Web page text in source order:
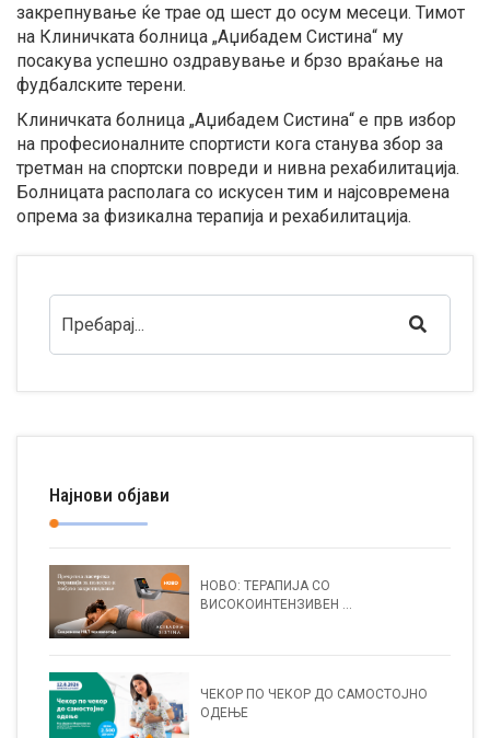
закрепнување ќе трае од шест до осум месеци. Тимот
на Клиничката болница „Аџибадем Систина“ му
посакува успешно оздравување и брзо враќање на
фудбалските терени.
Клиничката болница „Аџибадем Систина“ е прв избор
на професионалните спортисти кога станува збор за
третман на спортски повреди и нивна рехабилитација.
Болницата располага со искусен тим и најсовремена
опрема за физикална терапија и рехабилитација.
Најнови објави
НОВО: ТЕРАПИЈА СО
ВИСОКОИНТЕНЗИВЕН ...
ЧЕКОР ПО ЧЕКОР ДО САМОСТОЈНО
ОДЕЊЕ